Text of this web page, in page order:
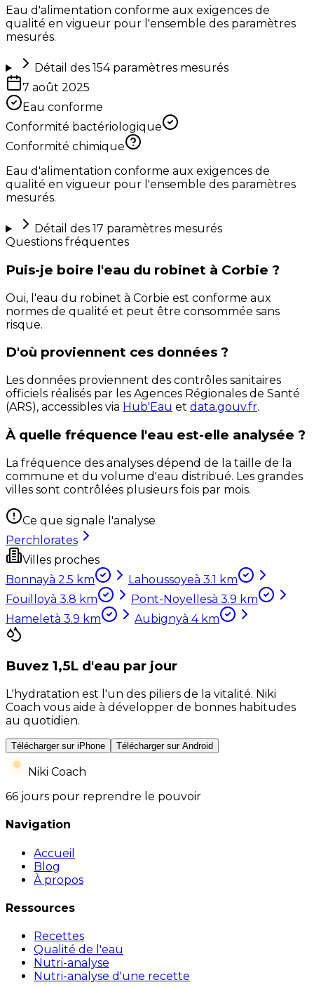
Eau d'alimentation conforme aux exigences de
qualité en vigueur pour l'ensemble des paramètres
mesurés.
Détail des 154paramètres mesurés
7 août 2025
Eau conforme
Conformité bactériologique
Conformité chimique
Eau d'alimentation conforme aux exigences de
qualité en vigueur pour l'ensemble des paramètres
mesurés.
Détail des 17 paramètres mesurés
Questions fréquentes
Puis-je boire l'eau du robinet à Corbie ?
Oui, l'eau du robinet à Corbie est conforme aux
normes de qualité et peut être consommée sans
risque.
D'où proviennent ces données ?
Les données proviennent des contrôles sanitaires
officiels réalisés par les Agences Régionales de Santé
(ARS), accessibles via Hub'Eau et data.gouv.fr.
À quelle fréquence l'eau est-elle analysée ?
La fréquence des analyses dépend de la taille de la
commune et du volume d'eau distribué. Les grandes
villes sont contrôlées plusieurs fois par mois.
Ce que signale l'analyse
Perchlorates
Villes proches
Bonnayà 2.5 km Lahoussoyeà 3.1 km
Fouilloyà 3.8 km Pont-Noyellesà 3.9 km
Hameletà 3.9 km Aubignyà 4km
Buvez 1,5L d'eau par jour
L'hydratation est l'un des piliers de la vitalité. Niki
Coach vous aide à développer de bonnes habitudes
au quotidien.
Télécharger sur iPhone Télécharger sur Android
Niki Coach
66 jours pour reprendre le pouvoir
Navigation
Accueil
Blog
À propos
Ressources
Recettes
Qualité de l'eau
Nutri-analyse
Nutri-analyse d'une recette